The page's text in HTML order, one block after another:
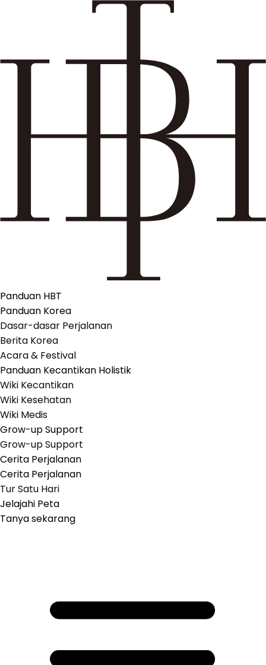
Panduan HBT
Panduan Korea
Dasar-dasar Perjalanan
Berita Korea
Acara & Festival
Panduan Kecantikan Holistik
Wiki Kecantikan
Wiki Kesehatan
Wiki Medis
Grow-up Support
Grow-up Support
Cerita Perjalanan
Cerita Perjalanan
Tur Satu Hari
Jelajahi Peta
Tanya sekarang